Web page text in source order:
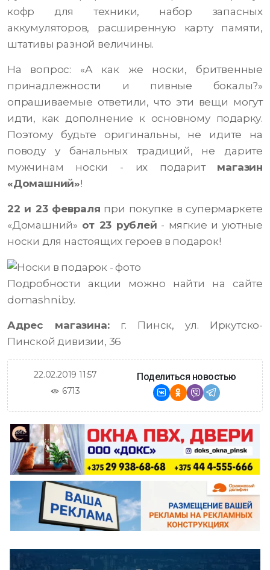
кофр для техники, набор запасных
аккумуляторов, расширенную карту памяти,
штативы разной величины.
На вопрос: «А как же носки, бритвенные
принадлежности и пивные бокалы?»
опрашиваемые ответили, что эти вещи могут
идти, как дополнение к основному подарку.
Поэтому будьте оригинальны, не идите на
поводу у банальных традиций, не дарите
мужчинам носки - их подарит магазин
«Домашний»!
22 и 23 февраля при покупке в супермаркете
«Домашний» от 23 рублей - мягкие и уютные
носки для настоящих героев в подарок!
Подробности акции можно найти на сайте
domashni.by.
Адрес магазина:г. Пинск, ул. Иркутско-
Пинской дивизии, 36
22.02.2019 11:57
6713
Поделиться новостью